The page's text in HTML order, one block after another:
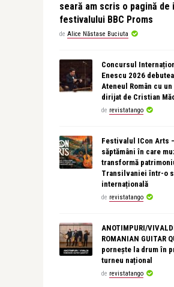
seară am scris o pagină
festivalului BBC Proms
de Alice Năstase Buciuta
Concursul
Enescu 2026
Ateneul Român cu
dirijat de Cristian
de revistatango
Festivalul ICon Arts
săptămâni în care
transformă
Transilvaniei într-o
internațională
de revistatango
ANOTIMPURI/
ROMANIAN GUITAR
pornește la drum în
turneu național
de revistatango